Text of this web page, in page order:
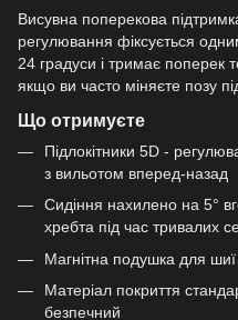
Висувна поперекова
регулювання фіксується
24 градуси і тримає поперек
якщо ви часто міняєте позу
Що отримуєте
Підлокітники 5D -
з вильотом вперед-назад
Сидіння нахилено на 5°
хребта під час тривалих
Магнітна подушка для
Матеріал покриття
безпечний